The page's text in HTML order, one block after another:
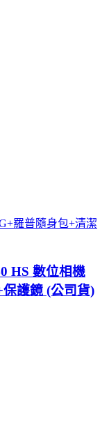
羅普隨身包+清潔
HS 數位相機
護鏡 (公司貨)